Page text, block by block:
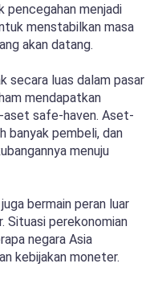
pencegahan menjadi
menstabilkan masa
akan datang.
secara luas dalam pasar
mendapatkan
aset safe-haven. Aset-
banyak pembeli, dan
menuju
bermain peran luar
Situasi perekonomian
negara Asia
kebijakan moneter.